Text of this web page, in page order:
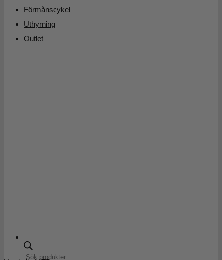
Förmånscykel
Uthyrning
Outlet
Products